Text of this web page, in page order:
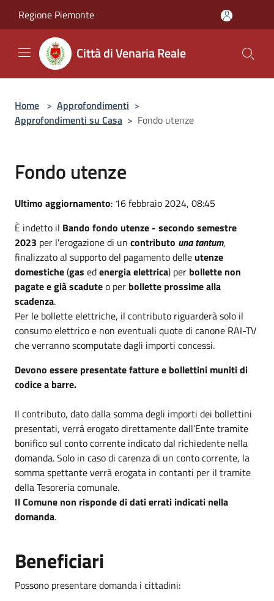
Regione Piemonte
Città di Venaria Reale
Home > Approfondimenti >
Approfondimenti su Casa > Fondo utenze
Fondo utenze
Ultimo aggiornamento: 16 febbraio 2024, 08:45
È indetto il Bando fondo utenze - secondo semestre
2023 per l'erogazione di un contributo una tantum,
finalizzato al supporto del pagamento delle utenze
domestiche(gas edenergia elettrica) per bollette non
pagate e già scaduteo per bollette prossime alla
scadenza.
Per le bollette elettriche, il contributo riguarderà solo il
consumo elettrico e non eventuali quote di canone RAI-TV
che verranno scomputate dagli importi concessi.
Devono essere presentate fatture e bollettini muniti di
codice a barre.
Il contributo, dato dalla somma degli importi dei bollettini
presentati, verrà erogato direttamente dall’Ente tramite
bonifico sul conto corrente indicato dal richiedente nella
domanda. Solo in caso di carenza di un conto corrente, la
somma spettante verrà erogata in contanti per il tramite
della Tesoreria comunale.
Il Comune non risponde di dati errati indicati nella
domanda.
Beneficiari
Possono presentare domanda i cittadini: